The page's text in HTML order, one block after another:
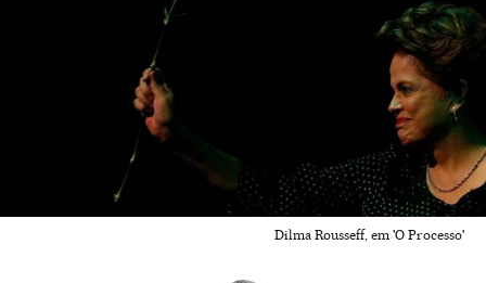
Dilma Rousseff, em 'O Processo'